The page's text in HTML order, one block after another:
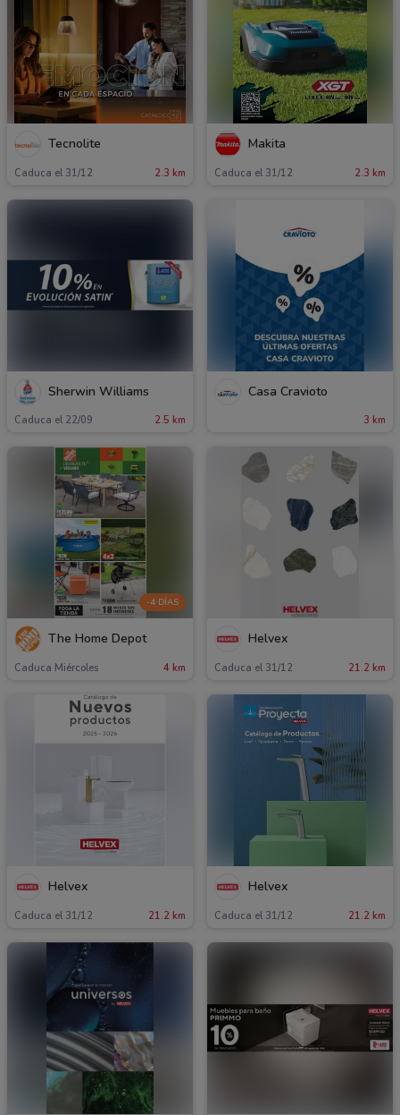
Tecnolite
Caduca el 31/12 2.3 km
Makita
Caduca el 31/12 2.3 km
Sherwin Williams
Caduca el 22/09 2.5 km
Casa Cravioto
3 km
-4 DÍAS
The Home Depot
Caduca Miércoles 4 km
Helvex
Caduca el 31/12 21.2 km
Helvex
Caduca el 31/12 21.2 km
Helvex
Caduca el 31/12 21.2 km